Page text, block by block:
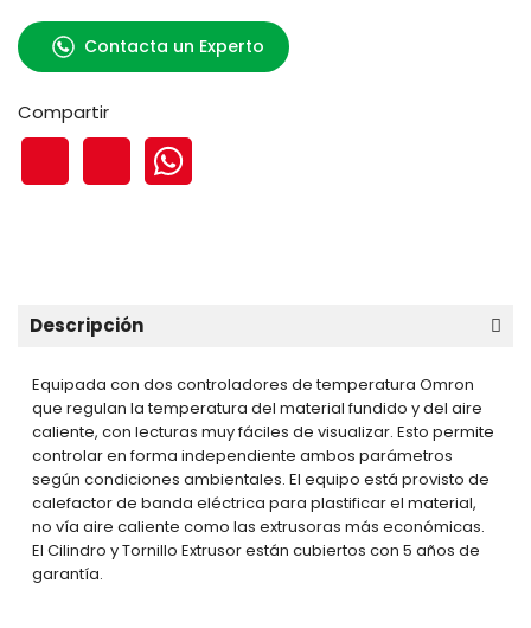
Contacta un Experto
Compartir
Descripción
Equipada con dos controladores de temperatura Omron
que regulan la temperatura del material fundido y del aire
caliente, con lecturas muy fáciles de visualizar. Esto permite
controlar en forma independiente ambos parámetros
según condiciones ambientales. El equipo está provisto de
calefactor de banda eléctrica para plastificar el material,
no vía aire caliente como las extrusoras más económicas.
El Cilindro y Tornillo Extrusor están cubiertos con 5 años de
garantía.